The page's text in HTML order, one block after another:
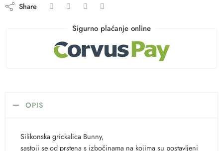
Share
Sigurno plaćanje online
OPIS
Silikonska grickalica Bunny,
sastoji se od prstena s izbočinama na kojima su postavljeni